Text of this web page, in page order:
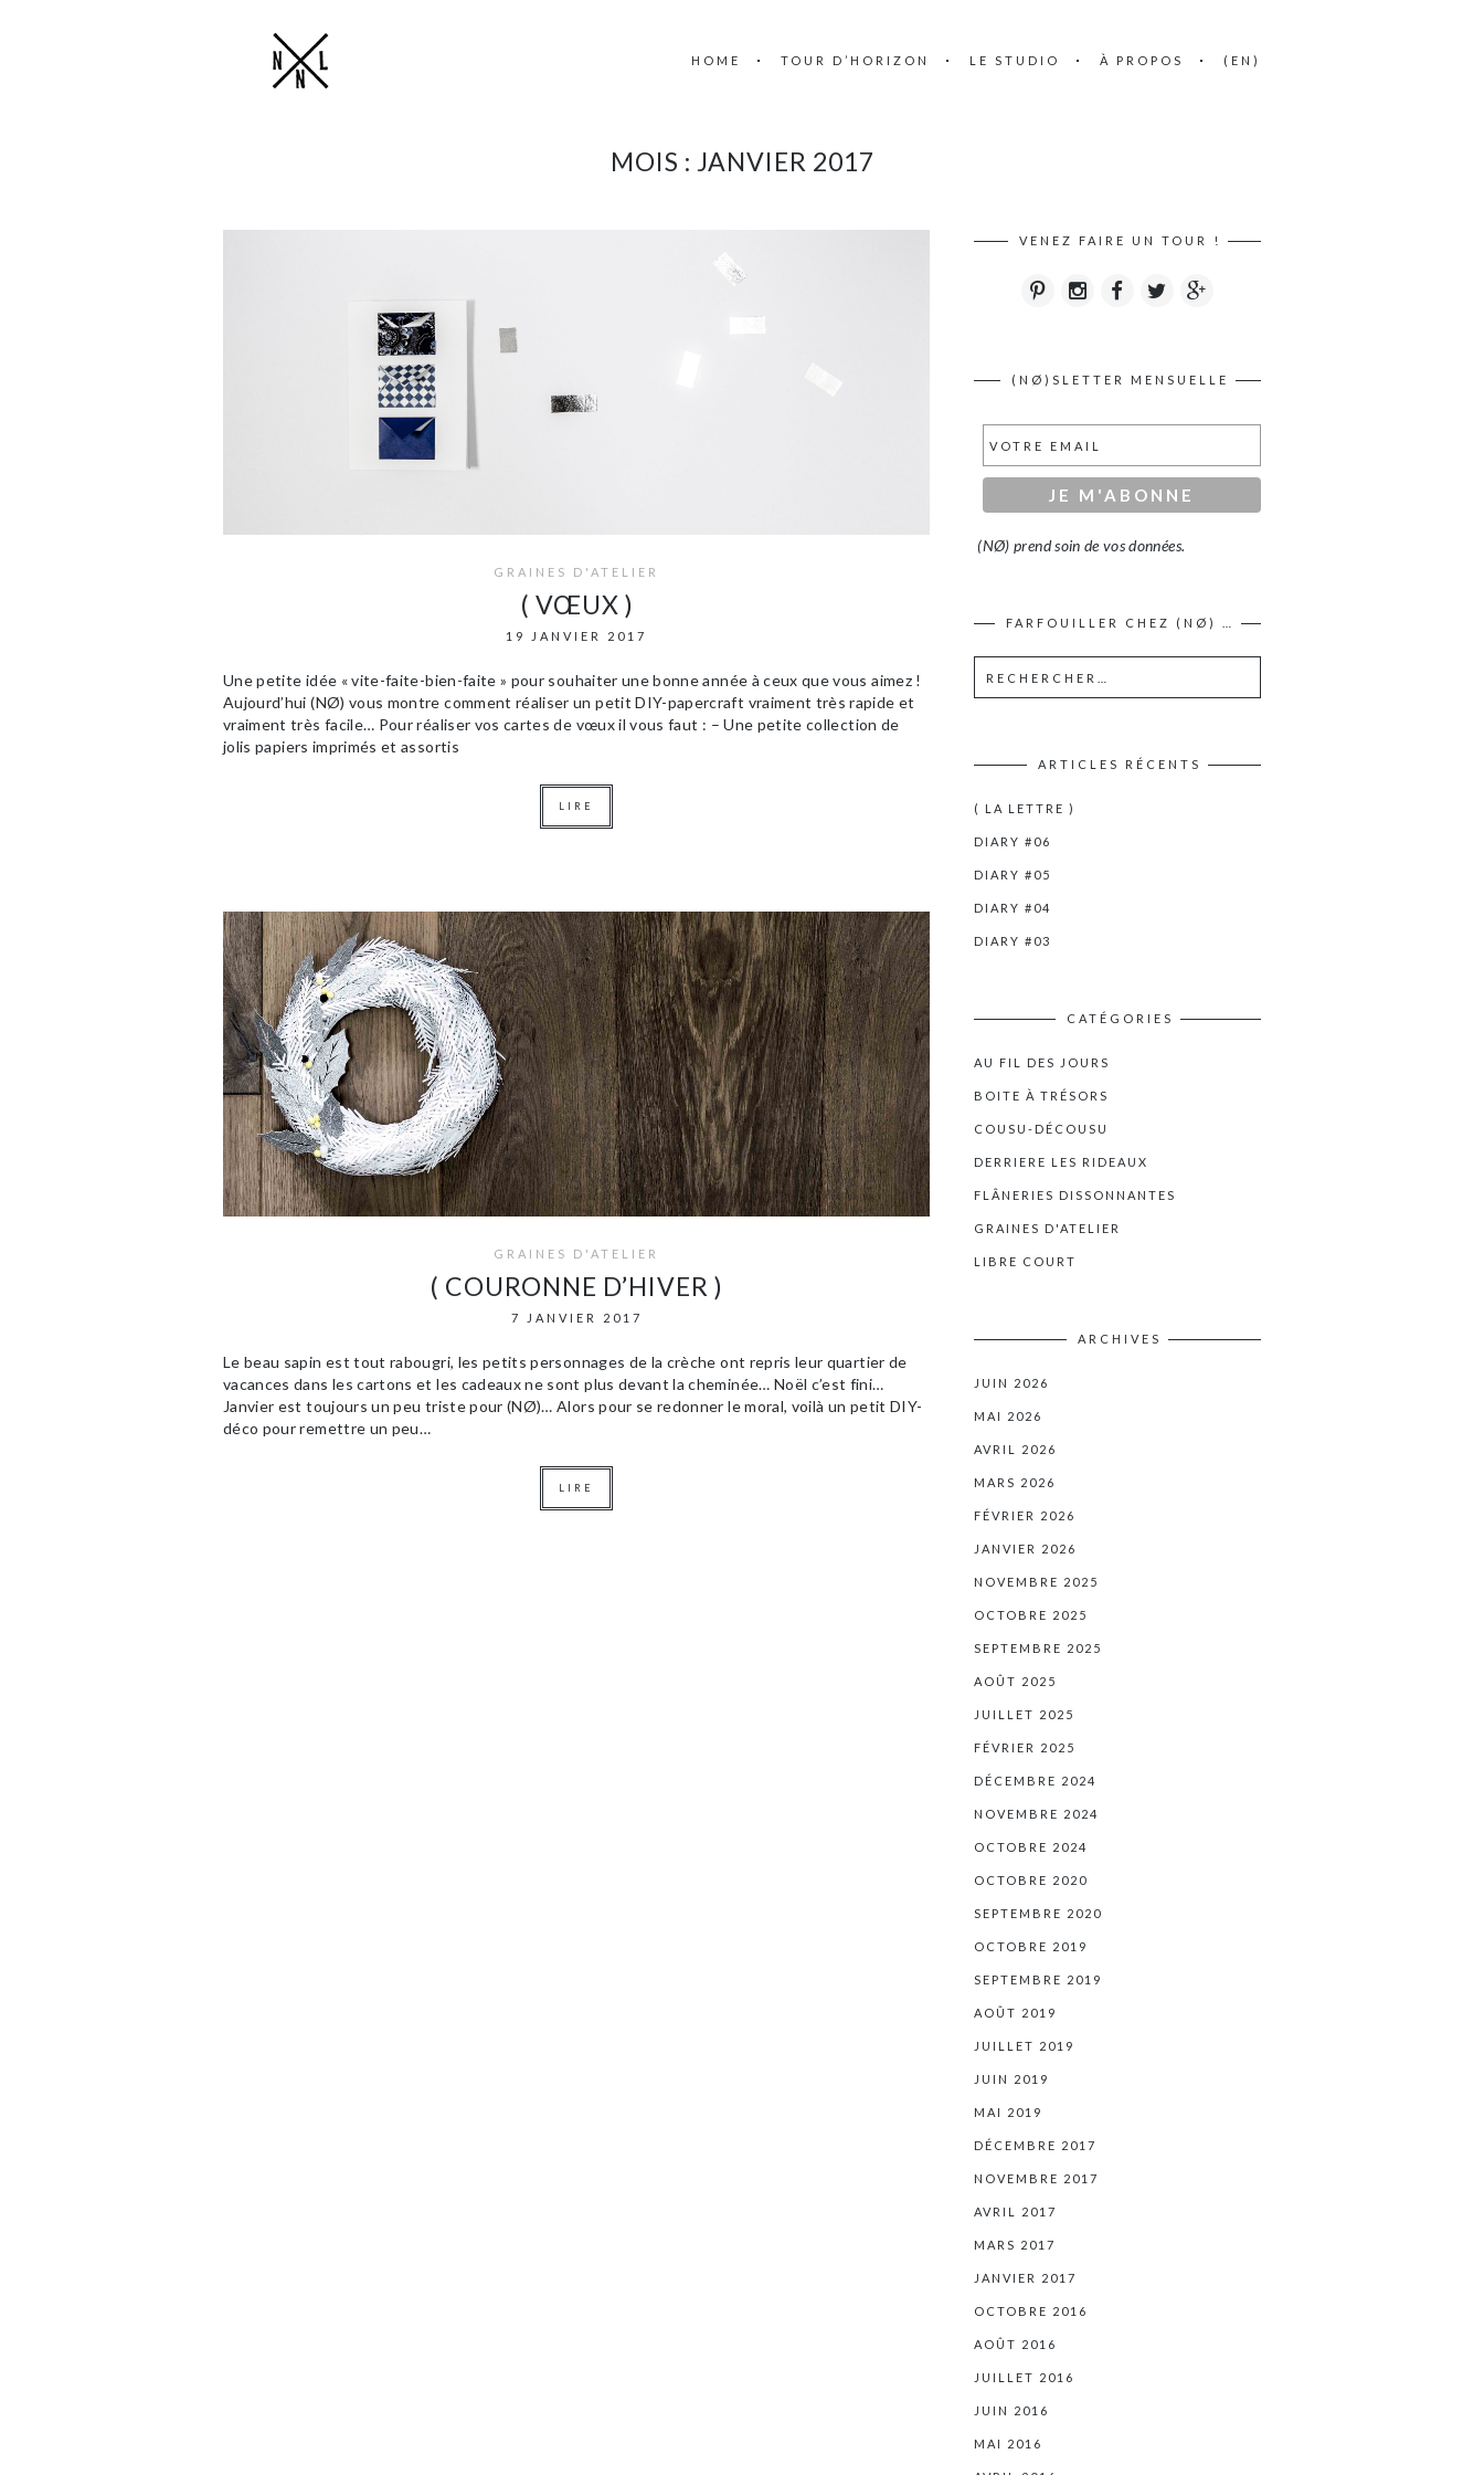
HOME TOUR D’HORIZON LE STUDIO À PROPOS (EN)
MOIS : JANVIER 2017
GRAINES D'ATELIER
( VŒUX )
19 JANVIER 2017
Une petite idée « vite-faite-bien-faite » pour souhaiter une bonne année à ceux que vous aimez !
Aujourd’hui (NØ) vous montre comment réaliser un petit DIY-papercraft vraiment très rapide et
vraiment très facile… Pour réaliser vos cartes de vœux il vous faut : – Une petite collection de
jolis papiers imprimés et assortis
LIRE
GRAINES D'ATELIER
( COURONNE D’HIVER )
7 JANVIER 2017
Le beau sapin est tout rabougri, les petits personnages de la crèche ont repris leur quartier de
vacances dans les cartons et les cadeaux ne sont plus devant la cheminée… Noël c’est fini…
Janvier est toujours un peu triste pour (NØ)… Alors pour se redonner le moral, voilà un petit DIY-
déco pour remettre un peu…
LIRE
VENEZ FAIRE UN TOUR !
(NØ)SLETTER MENSUELLE
(NØ) prend soin de vos données.
FARFOUILLER CHEZ (NØ) …
ARTICLES RÉCENTS
( LA LETTRE )
DIARY #06
DIARY #05
DIARY #04
DIARY #03
CATÉGORIES
AU FIL DES JOURS
BOITE À TRÉSORS
COUSU-DÉCOUSU
DERRIERE LES RIDEAUX
FLÂNERIES DISSONNANTES
GRAINES D'ATELIER
LIBRE COURT
ARCHIVES
JUIN 2026
MAI 2026
AVRIL 2026
MARS 2026
FÉVRIER 2026
JANVIER 2026
NOVEMBRE 2025
OCTOBRE 2025
SEPTEMBRE 2025
AOÛT 2025
JUILLET 2025
FÉVRIER 2025
DÉCEMBRE 2024
NOVEMBRE 2024
OCTOBRE 2024
OCTOBRE 2020
SEPTEMBRE 2020
OCTOBRE 2019
SEPTEMBRE 2019
AOÛT 2019
JUILLET 2019
JUIN 2019
MAI 2019
DÉCEMBRE 2017
NOVEMBRE 2017
AVRIL 2017
MARS 2017
JANVIER 2017
OCTOBRE 2016
AOÛT 2016
JUILLET 2016
JUIN 2016
MAI 2016